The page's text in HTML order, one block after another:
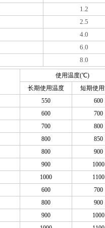
1.2
2.5
4.0
6.0
8.0
使用温度(℃)
长期使用温度
短期使
550
600
600
700
700
800
800 850
800
900
900
1000
1000 1100
600
700
800
900
900
1000